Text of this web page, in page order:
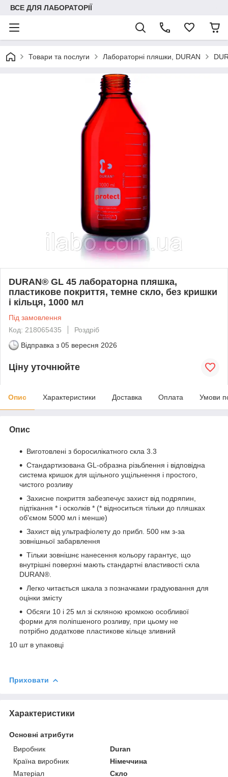
ВСЕ ДЛЯ ЛАБОРАТОРІЇ
Товари та послуги Лабораторні пляшки, DURAN
DURAN® GL 45 лабораторна пляшка,
пластикове покриття, темне скло, без кришки
і кільця, 1000 мл
Під замовлення
Код: 218065435
Роздріб
Відправка з 05 вересня 2026
Ціну уточнюйте
Опис Характеристики Доставка Оплата Умови
Опис
Виготовлені з боросилікатного скла 3.3
Стандартизована GL-образна різьблення і відповідна
система кришок для щільного ущільнення і простого,
чистого розливу
Захисне покриття забезпечує захист від подряпин,
підтікання * і осколків * (* відноситься тільки до пляшках
об'ємом 5000 мл і менше)
Захист від ультрафіолету до прибл. 500 нм з-за
зовнішньої забарвлення
Тільки зовнішнє нанесення кольору гарантує, що
внутрішні поверхні мають стандартні властивості скла
DURAN®.
Легко читається шкала з позначками градуювання для
оцінки змісту
Обсяги 10 і 25 мл зі скляною кромкою особливої
форми для поліпшеного розливу, при цьому не
потрібно додаткове пластикове кільце зливний
10 шт в упаковці
Приховати
Характеристики
Основні атрибути
Виробник
Duran
Країна виробник
Німеччина
Матеріал
Скло